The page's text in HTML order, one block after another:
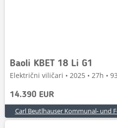
Baoli KBET 18 Li G1
Električni viličari • 2025 • 27h •
14.390 EUR
Carl Beutlhauser Kommunal- und